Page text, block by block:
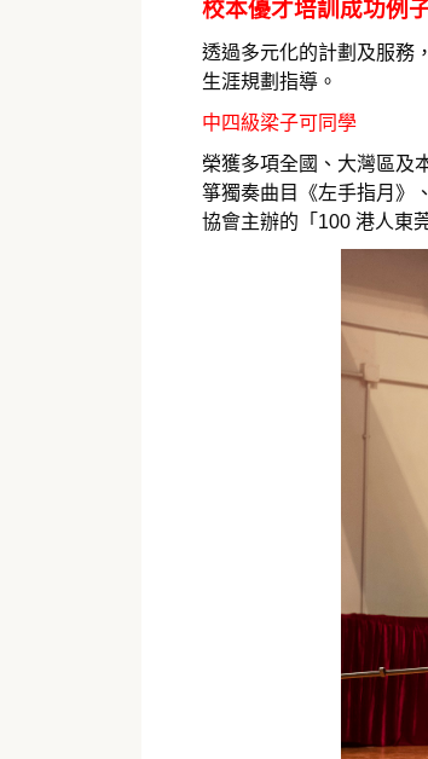
校本優才培訓成功例
透過多元化的計劃及服務
生涯規劃指導。
中四級梁子可同學
榮獲多項全國、大灣區及
箏獨奏曲目《左手指月》
協會主辦的「100 港人東